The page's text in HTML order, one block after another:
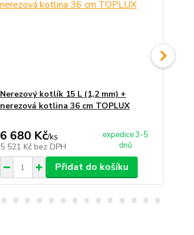
Nerezový kotlík 15 L (1,2 mm) +
nerezová kotlina 36 cm TOPLUX
6 680 Kč/ks
5 521 Kč bez DPH
expedice 3-5
dnů
Přidat do košíku